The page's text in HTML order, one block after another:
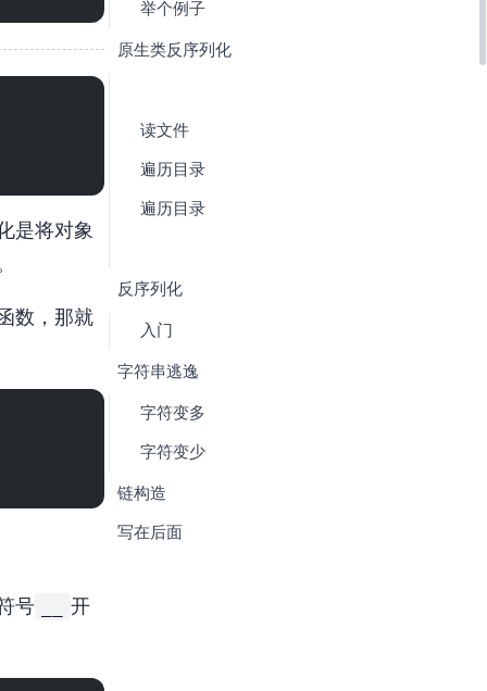
2.2. 举个例子
3. 原生类 反序列化
3.2. SplFileObject 读文件
3.3. DirectoryIterator 遍历目录
3.4. FilesystemIterator 遍历目录
4. Phar 反序列化
4.1. [CTFShow Web入门] Web276
5. 字符串逃逸
5.1. 字符变多
5.2. 字符变少
6. POP链构造
7. 写在后面
化是将对象
数，那就
号 开